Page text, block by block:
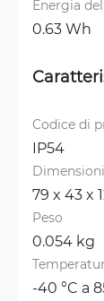
Energia
0.63 Wh
Codice di
IP54
Dimensioni
79 x 43 x
Peso
0.054 kg
-40 °C a